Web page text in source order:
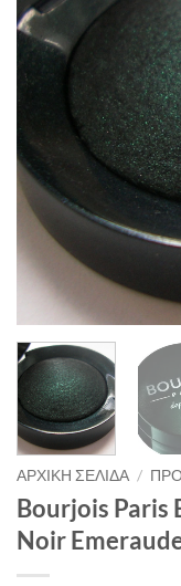
ΑΡΧΙΚΉ ΣΕΛΊΔΑ /
Bourjois Paris
Noir